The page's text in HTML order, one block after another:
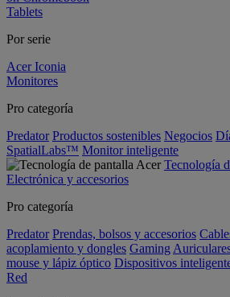
Tablets
Por serie
Acer Iconia
Monitores
Pro categoría
Predator Productos sostenibles Negocios
SpatialLabs™ Monitor inteligente
Tecnología
Electrónica y accesorios
Pro categoría
Predator Prendas, bolsos y accesorios
acoplamiento y dongles Gaming
mouse y lápiz óptico Dispositivos
Red